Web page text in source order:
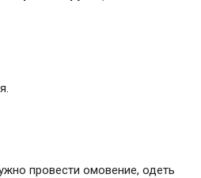
сном
молитвы на
жизни
на удачу
провести омовение, одеть